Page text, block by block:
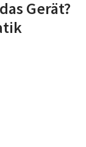
Gerät?